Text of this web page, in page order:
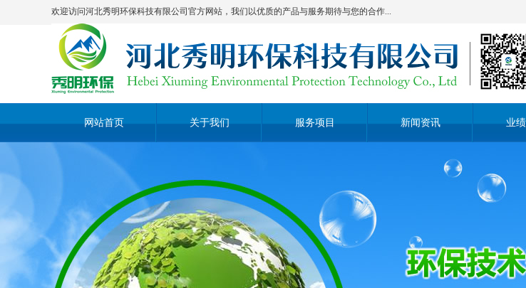
欢迎访问河北秀明环保科技有限公司官方网站，我们以优质的产品与服务期待与您的合作...
网站首页 关于我们 服务项目 新闻资讯 业